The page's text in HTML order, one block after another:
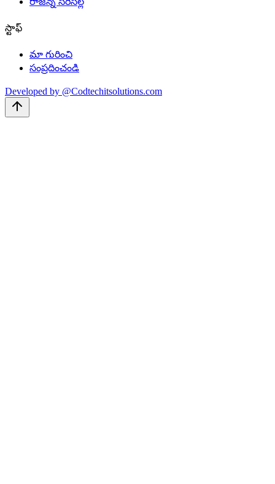
స్టాఫ్
మా గురించి
సంప్రదించండి
Developed by @Codtechitsolutions.com